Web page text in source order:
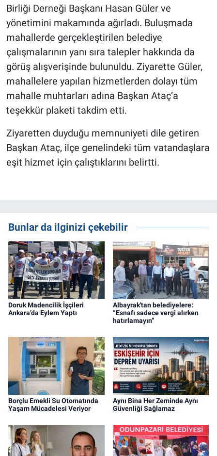
Birliği Derneği Başkanı Hasan Güler ve
yönetimini makamında ağırladı. Buluşmada
mahallerde gerçekleştirilen belediye
çalışmalarının yanı sıra talepler hakkında da
görüş alışverişinde bulunuldu. Ziyarette Güler,
mahallelere yapılan hizmetlerden dolayı tüm
mahalle muhtarları adına Başkan Ataç’a
teşekkür plaketi takdim etti.
Ziyaretten duyduğu memnuniyeti dile getiren
Başkan Ataç, ilçe genelindeki tüm vatandaşlara
eşit hizmet için çalıştıklarını belirtti.
Bunlar da ilginizi çekebilir
Doruk Madencilik İşçileri
Ankara’da Eylem Yaptı
Albayrak'tan belediyelere:
“Esnafı sadece vergi alırken
hatırlamayın”
Borçlu Emekli Su Otomatında
Yaşam Mücadelesi Veriyor
Aynı Bina Her Zeminde Aynı
Güvenliği Sağlamaz